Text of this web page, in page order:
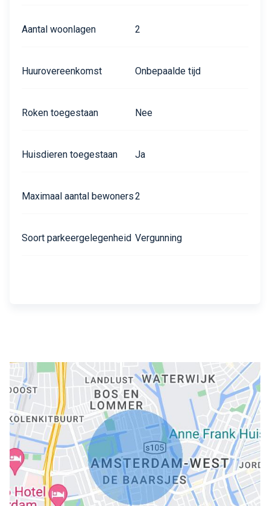
Aantal woonlagen 2
Huurovereenkomst Onbepaalde tijd
Roken toegestaan Nee
Huisdieren toegestaan Ja
Maximaal aantal bewoners2
Soort parkeergelegenheid Vergunning